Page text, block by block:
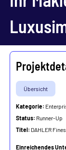
Übersicht
Kategorie:
Status: Runner-Up
Titel: DAHLER
Einreichendes